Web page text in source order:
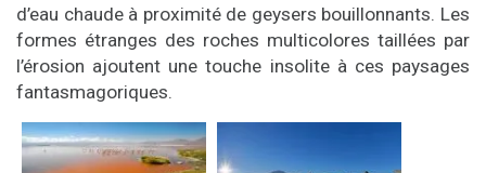
d’eau chaude à proximité de geysers bouillonnants. Les
formes étranges des roches multicolores taillées par
l’érosion ajoutent une touche insolite à ces paysages
fantasmagoriques.